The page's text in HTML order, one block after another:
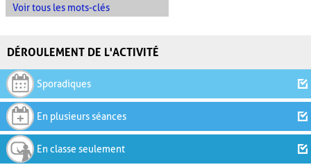
Voir tous les mots-clés
DÉROULEMENT DE L'ACTIVITÉ
Sporadiques
En plusieurs séances
En classe seulement